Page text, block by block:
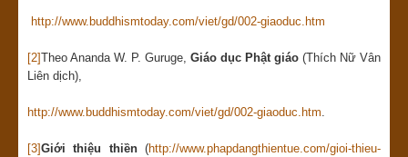
http://www.buddhismtoday.com/viet/gd/002-giaoduc.htm
[2]Theo Ananda W. P. Guruge, Giáo dục Phật giáo (Thích Nữ Vân
Liên dịch),
http://www.buddhismtoday.com/viet/gd/002-giaoduc.htm.
[3]Giới thiệu thiền(http://www.phapdangthientue.com/gioi-thieu-